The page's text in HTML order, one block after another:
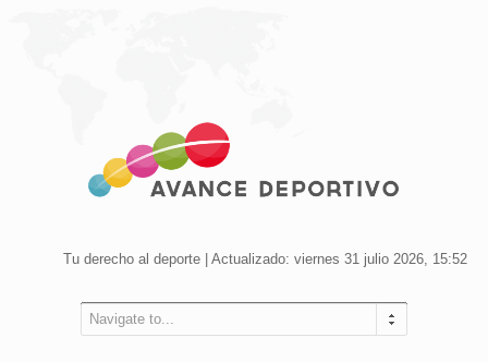
Tu derecho al deporte | Actualizado: viernes 31 julio 2026, 15:52
Navigate to...